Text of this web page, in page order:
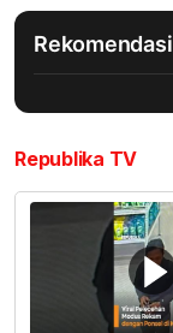
Rekomendasi
Republika TV